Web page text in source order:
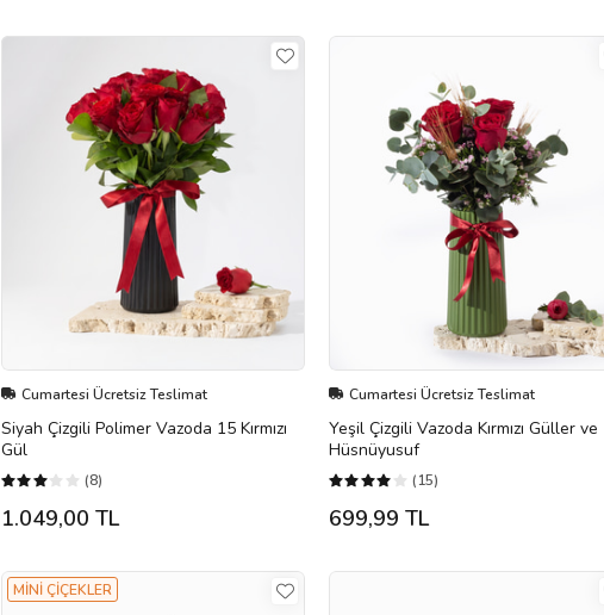
Cumartesi Ücretsiz Teslimat
Siyah Çizgili Polimer Vazoda 15 Kırmızı
Gül
(8)
1.049,00 TL
Cumartesi Ücretsiz Teslimat
Yeşil Çizgili Vazoda Kırmızı Güller ve
Hüsnüyusuf
(15)
699,99 TL
MİNİ ÇİÇEKLER